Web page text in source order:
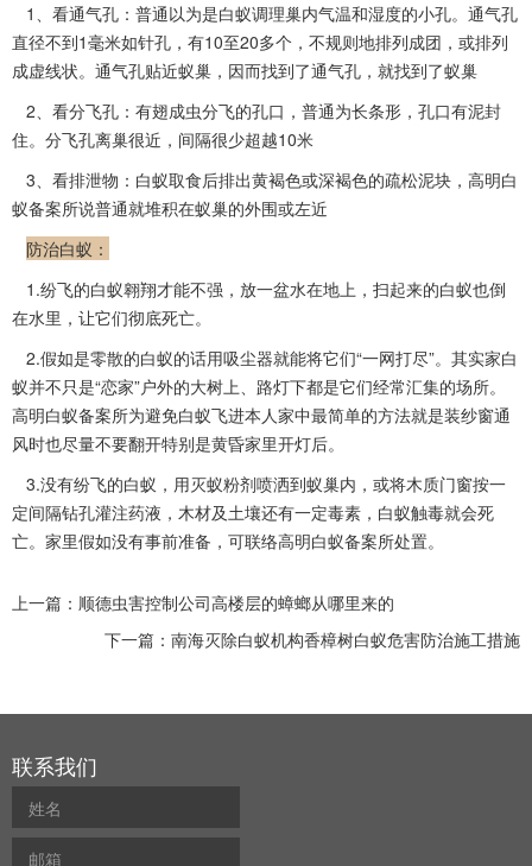
1、看通气孔：普通以为是白蚁调理巢内气温和湿度的小孔。通气孔
直径不到1毫米如针孔，有10至20多个，不规则地排列成团，或排列
成虚线状。通气孔贴近蚁巢，因而找到了通气孔 ，就找到了蚁巢
2、看分飞孔：有翅成虫分飞的孔口，普通为长条形，孔口有泥封
住。分飞孔离巢很近，间隔很少超越10米
3、看排泄物：白蚁取食后排出黄褐色或深褐色的疏松泥块，高明白
蚁备案所说普通就堆积在蚁巢的外围或左近
防治白蚁：
1.纷飞的白蚁翱翔才能不强，放一盆水在地上，扫起来的白蚁也倒
在水里，让它们彻底死亡。
2.假如是零散的白蚁的话用吸尘器就能将它们“一网打尽”。其实家白
蚁并不只是“恋家”户外的大树上、路灯下都是它们经常汇集的场所。
高明白蚁备案所为避免白蚁飞进本人家中最简单的方法就是装纱窗通
风时也尽量不要翻开特别是黄昏家里开灯后。
3.没有纷飞的白蚁，用灭蚁粉剂喷洒到蚁巢内，或将木质门窗按一
定间隔钻孔灌注药液 ，木材及土壤还有一定毒素，白蚁触毒就会死
亡。家里假如没有事前准备，可联络高明白蚁备案所处置。
上一篇： 顺德虫害控制公司高楼层的蟑螂从哪里来的
下一篇： 南海灭除白蚁机构香樟树白蚁危害防治施工措施
联系我们